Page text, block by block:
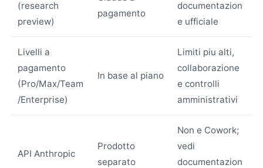
(research
preview)
pagamento
documentazion
e ufficiale
Livelli a
pagamento
(Pro/Max/Team
/Enterprise)
In base al piano
Limiti piu alti,
collaborazione
e controlli
amministrativi
API Anthropic
Prodotto
separato
Non e Cowork;
vedi
documentazion